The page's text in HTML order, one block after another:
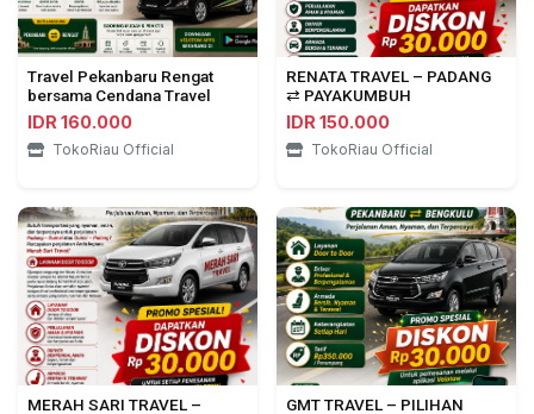
Travel Pekanbaru Rengat
bersama Cendana Travel
IDR 160.000
TokoRiau Official
RENATA TRAVEL – PADANG
⇄ PAYAKUMBUH
IDR 150.000
TokoRiau Official
MERAH SARI TRAVEL –
GMT TRAVEL – PILIHAN